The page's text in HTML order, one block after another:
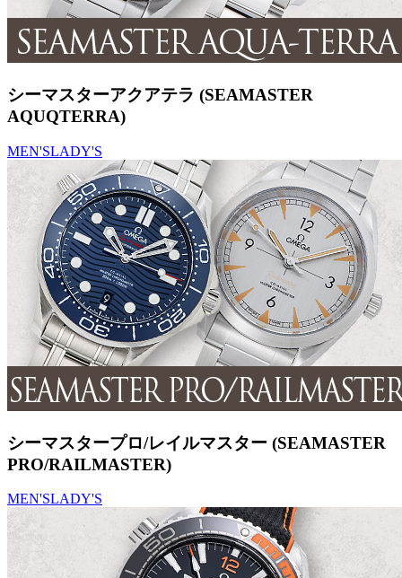
シーマスターアクアテラ (SEAMASTER
AQUQTERRA)
MEN'SLADY'S
シーマスタープロ/レイルマスター (SEAMASTER
PRO/RAILMASTER)
MEN'SLADY'S